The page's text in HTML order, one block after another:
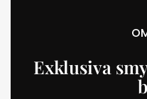
Exklusiva